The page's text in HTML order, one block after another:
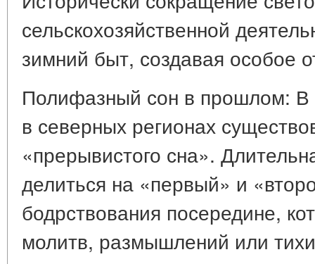
сельскохозяйственной
зимний быт, создавая особое
Полифазный сон в прошлом: В
в северных регионах
«прерывистого сна».
делиться на «первый» и
бодрствования посередине,
молитв, размышлений или